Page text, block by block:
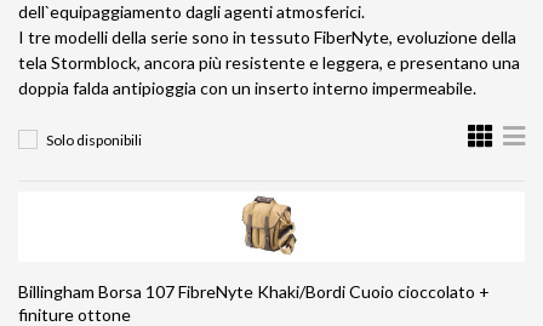
dell`equipaggiamento dagli agenti atmosferici.
I tre modelli della serie sono in tessuto FiberNyte, evoluzione della
tela Stormblock, ancora più resistente e leggera, e presentano una
doppia falda antipioggia con un inserto interno impermeabile.
Solo disponibili
Billingham Borsa 107 FibreNyte Khaki/Bordi Cuoio cioccolato +
finiture ottone